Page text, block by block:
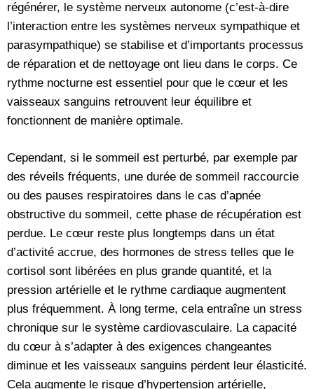
régénérer, le système nerveux autonome (c’est-à-dire
l’interaction entre les systèmes nerveux sympathique et
parasympathique) se stabilise et d’importants processus
de réparation et de nettoyage ont lieu dans le corps. Ce
rythme nocturne est essentiel pour que le cœur et les
vaisseaux sanguins retrouvent leur équilibre et
fonctionnent de manière optimale.
Cependant, si le sommeil est perturbé, par exemple par
des réveils fréquents, une durée de sommeil raccourcie
ou des pauses respiratoires dans le cas d’apnée
obstructive du sommeil, cette phase de récupération est
perdue. Le cœur reste plus longtemps dans un état
d’activité accrue, des hormones de stress telles que le
cortisol sont libérées en plus grande quantité, et la
pression artérielle et le rythme cardiaque augmentent
plus fréquemment. À long terme, cela entraîne un stress
chronique sur le système cardiovasculaire. La capacité
du cœur à s’adapter à des exigences changeantes
diminue et les vaisseaux sanguins perdent leur élasticité.
Cela augmente le risque d’hypertension artérielle,